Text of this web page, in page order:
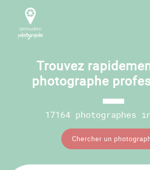
Trouvez
photographe
17164 photographes
Chercher un